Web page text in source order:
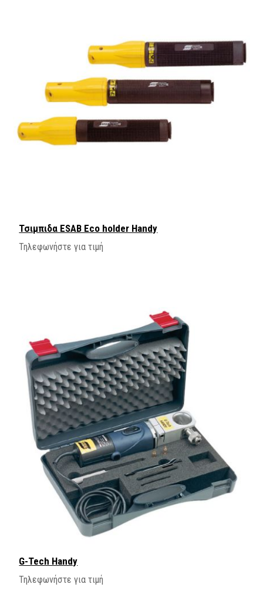
Τσιμπιδα ESAB Eco holder Handy
Τηλεφωνήστε για τιμή
G-Tech Handy
Τηλεφωνήστε για τιμή